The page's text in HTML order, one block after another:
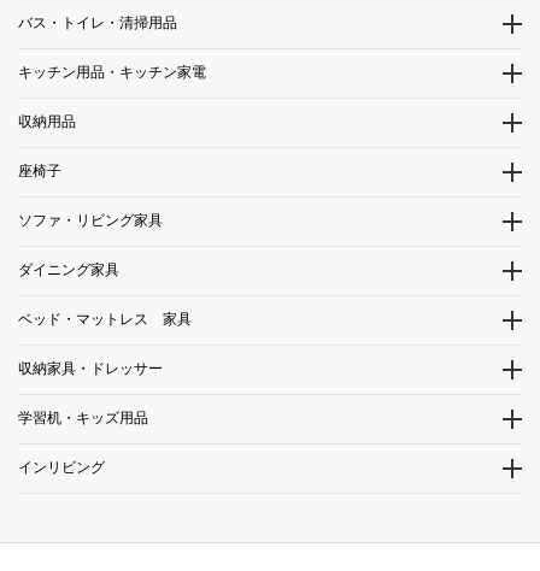
バス・トイレ・清掃用品
キッチン用品・キッチン家電
収納用品
座椅子
ソファ・リビング家具
ダイニング家具
ベッド・マットレス 家具
収納家具・ドレッサー
学習机・キッズ用品
インリビング